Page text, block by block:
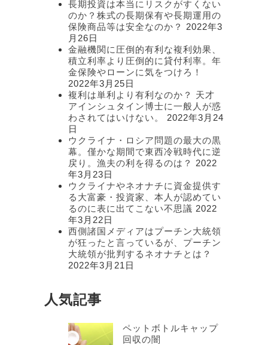
長期投資は本当にリスクがすくない
のか？株式の長期保有や長期運用の
保険商品等は安全なのか？
2022年3
月26日
金融機関に圧倒的有利な複利効果、
積立利率より圧倒的に貸付利率。年
金保険やローンに気をつけろ！
2022年3月25日
複利は単利より有利なのか？ 天才
アインシュタイン博士に一般人が惑
わされてはいけない。
2022年3月24
日
ウクライナ・ロシア問題の最大の黒
幕。僅かな期間で東西冷戦時代に逆
戻り。漁夫の利を得るのは？
2022
年3月23日
ウクライナやネオナチに資金提供す
る大富豪・投資家、本人が認めてい
るのに表に出てこない不思議 2022
年3月22日
西側諸国メディアはプーチン大統領
が狂ったと言っているが、プーチン
大統領が批判するネオナチとは？
2022年3月21日
人気記事
ペットボトルキャップ
回収の闇